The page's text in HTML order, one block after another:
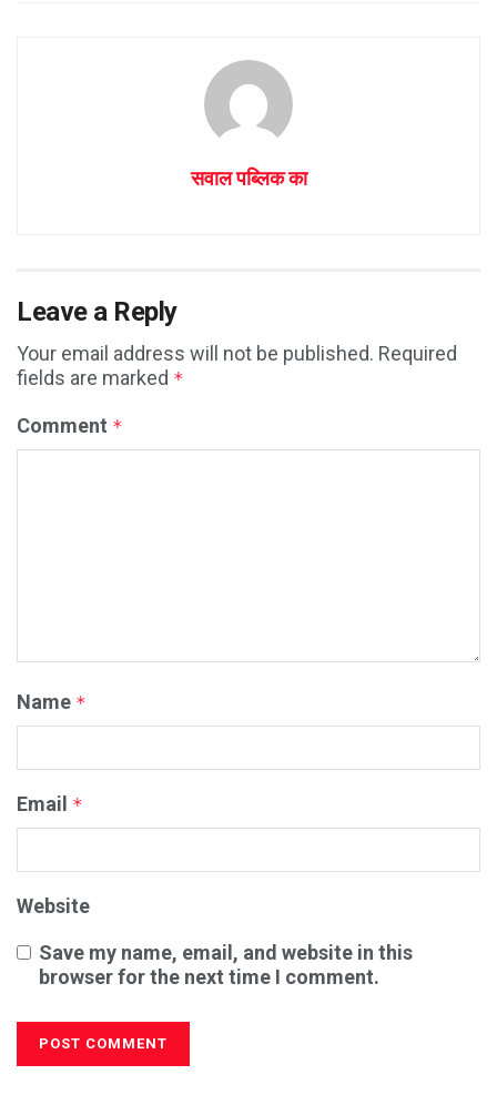
सवाल पब्लिक का
Leave a Reply
Your email address will not be published. Required
fields are marked *
Comment *
Name *
Email *
Website
Save my name, email, and website in this
browser for the next time I comment.